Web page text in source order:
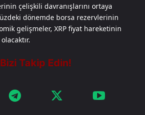
çelişkili davranışlarını ortaya
dönemde borsa rezervlerinin
gelişmeler, XRP fiyat hareketinin